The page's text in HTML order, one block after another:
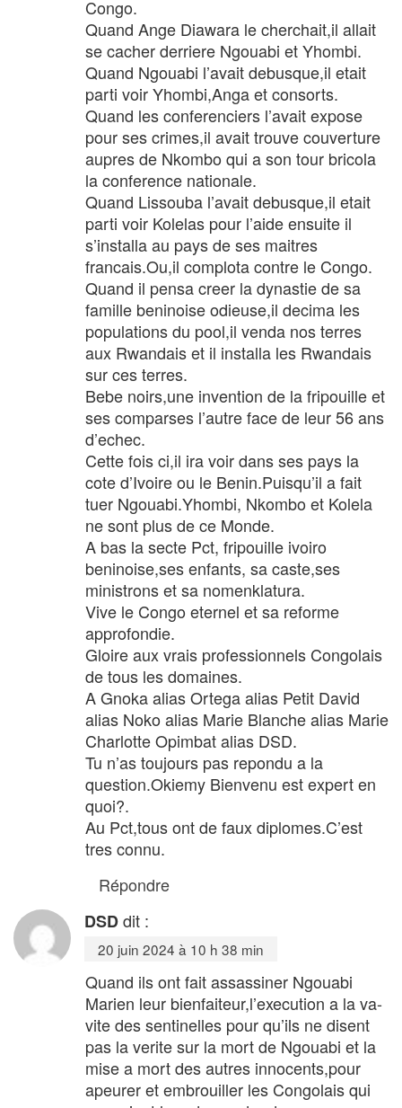
Congo.
Quand Ange Diawara le cherchait,il allait
se cacher derriere Ngouabi et Yhombi.
Quand Ngouabi l’avait debusque,il etait
parti voir Yhombi,Anga et consorts.
Quand les conferenciers l’avait expose
pour ses crimes,il avait trouve couverture
aupres de Nkombo qui a son tour bricola
la conference nationale.
Quand Lissouba l’avait debusque,il etait
parti voir Kolelas pour l’aide ensuite il
s’installa au pays de ses maitres
francais.Ou,il complota contre le Congo.
Quand il pensa creer la dynastie de sa
famille beninoise odieuse,il decima les
populations du pool,il venda nos terres
aux Rwandais et il installa les Rwandais
sur ces terres.
Bebe noirs,une invention de la fripouille et
ses comparses l’autre face de leur 56 ans
d’echec.
Cette fois ci,il ira voir dans ses pays la
cote d’Ivoire ou le Benin.Puisqu’il a fait
tuer Ngouabi.Yhombi, Nkombo et Kolela
ne sont plus de ce Monde.
A bas la secte Pct, fripouille ivoiro
beninoise,ses enfants, sa caste,ses
ministrons et sa nomenklatura.
Vive le Congo eternel et sa reforme
approfondie.
Gloire aux vrais professionnels Congolais
de tous les domaines.
A Gnoka alias Ortega alias Petit David
alias Noko alias Marie Blanche alias Marie
Charlotte Opimbat alias DSD.
Tu n’as toujours pas repondu a la
question.Okiemy Bienvenu est expert en
quoi?.
Au Pct,tous ont de faux diplomes.C’est
tres connu.
Répondre
DSDdit :
20 juin 2024 à 10 h 38 min
Quand ils ont fait assassiner Ngouabi
Marien leur bienfaiteur,l’execution a la va-
vite des sentinelles pour qu’ils ne disent
pas la verite sur la mort de Ngouabi et la
mise a mort des autres innocents,pour
apeurer et embrouiller les Congolais qui